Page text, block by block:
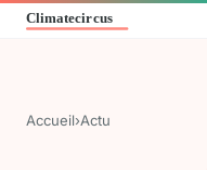
Accueil›Actu